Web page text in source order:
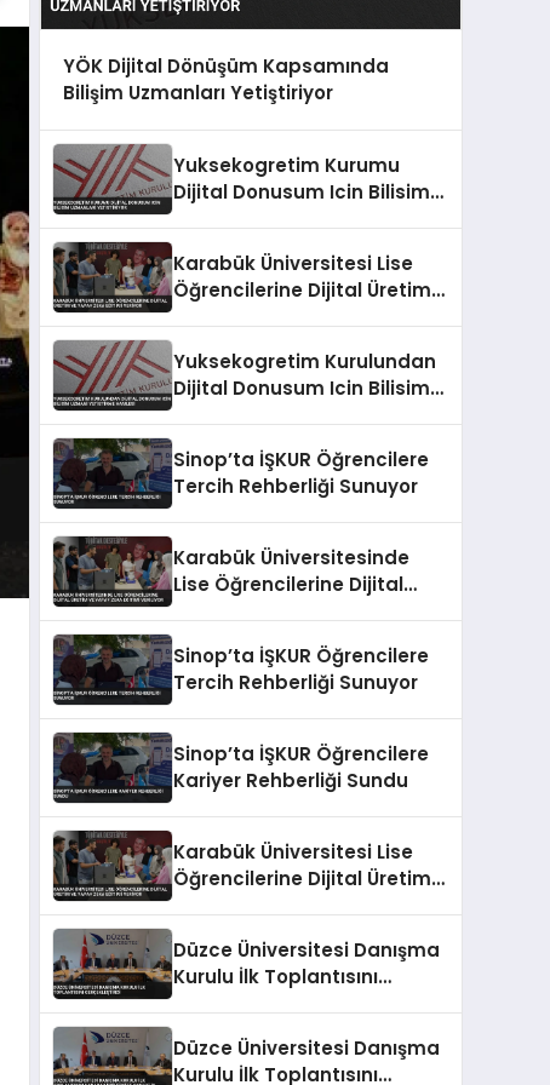
YÖK Dijital Dönüşüm Kapsamında
Bilişim Uzmanları Yetiştiriyor
Yuksekogretim Kurumu
Dijital Donusum Icin Bilisim
Karabük Üniversitesi Lise
Öğrencilerine Dijital Üretim
Yuksekogretim Kurulundan
Dijital Donusum Icin Bilisim
Sinop’ta İŞKUR Öğrencilere
Tercih Rehberliği Sunuyor
Karabük Üniversitesinde
Lise Öğrencilerine Dijital
Sinop’ta İŞKUR Öğrencilere
Tercih Rehberliği Sunuyor
Sinop’ta İŞKUR Öğrencilere
Kariyer Rehberliği Sundu
Karabük Üniversitesi Lise
Öğrencilerine Dijital Üretim
Düzce Üniversitesi Danışma
Kurulu İlk Toplantısını
Düzce Üniversitesi Danışma
Kurulu İlk Toplantısını